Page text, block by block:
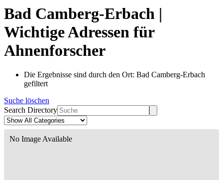
Bad Camberg-Erbach |
Wichtige Adressen für
Ahnenforscher
Die Ergebnisse sind durch den Ort: Bad Camberg-Erbach
gefiltert
Suche löschen
Search Directory
No Image Available